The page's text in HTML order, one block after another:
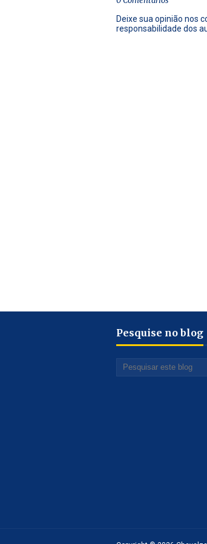
Deixe sua opinião nos
responsabilidade dos
Pesquise no blog